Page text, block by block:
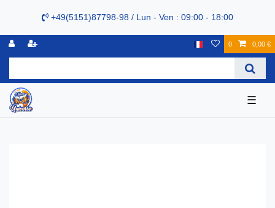
+49(5151)87798-98 / Lun - Ven : 09:00 - 18:00
0 0,00 €
☰